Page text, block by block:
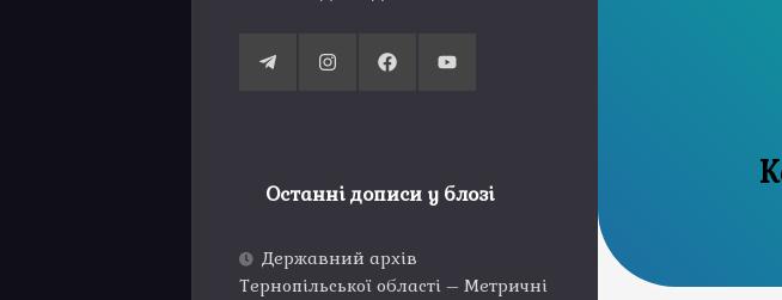
Останні дописи у блозі
Державний архів
Тернопільської області – Метричні